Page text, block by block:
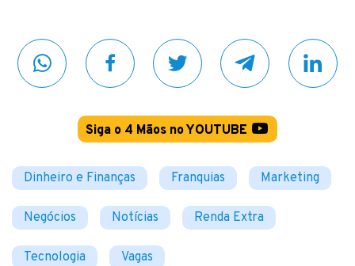
Siga o 4 Mãos no YOUTUBE
Dinheiro e Finanças Franquias Marketing
Negócios Notícias Renda Extra
Tecnologia Vagas